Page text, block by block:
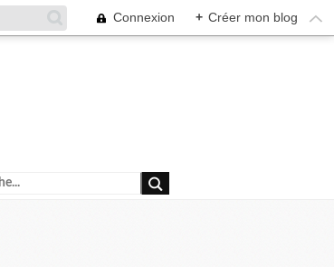
Connexion + Créer mon blog